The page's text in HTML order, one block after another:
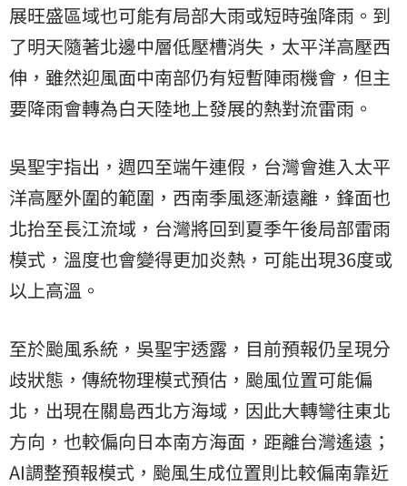
展旺盛區域也可能有局部大雨或短時強降雨。到
了明天隨著北邊中層低壓槽消失，太平洋高壓西
伸，雖然迎風面中南部仍有短暫陣雨機會，但主
要降雨會轉為白天陸地上發展的熱對流雷雨。
吳聖宇指出，週四至端午連假，台灣會進入太平
洋高壓外圍的範圍，西南季風逐漸遠離，鋒面也
北抬至長江流域，台灣將回到夏季午後局部雷雨
模式，溫度也會變得更加炎熱，可能出現36度或
以上高溫。
至於颱風系統，吳聖宇透露，目前預報仍呈現分
歧狀態，傳統物理模式預估，颱風位置可能偏
北，出現在關島西北方海域，因此大轉彎往東北
方向，也較偏向日本南方海面，距離台灣遙遠；
AI調整預報模式，颱風生成位置則比較偏南靠近